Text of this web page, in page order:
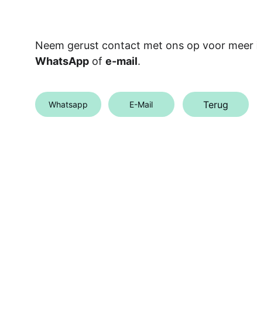
Terug
Whatsapp E-Mail
Neem gerust contact met ons op voor meer
WhatsApp of e-mail.